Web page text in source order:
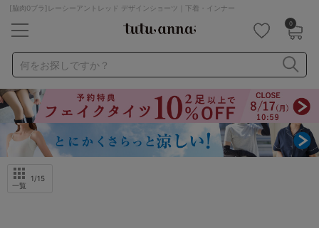
[脇肉0ブラ]レーシーアントレッド デザインショーツ｜下着・インナー
0
何をお探しですか？
ナイトブラ ノンワイヤー 特盛ブラ
チューブトップ
折り畳み
パジャマ ストッキング
キャミソール
ルームウェア
一覧
1/15